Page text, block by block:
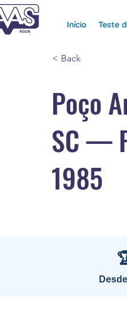
Início Teste
< Back
Poço
SC —
1985